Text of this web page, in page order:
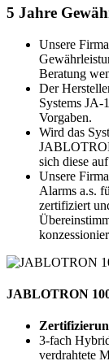
5 Jahre
Unsere
Beratung
Der
Systems JA-
Vorgaben.
Wird das
sich diese
Unsere
Alarms a.s.
zertifiziert
JABLOTRON
3-fach
verdrahtete